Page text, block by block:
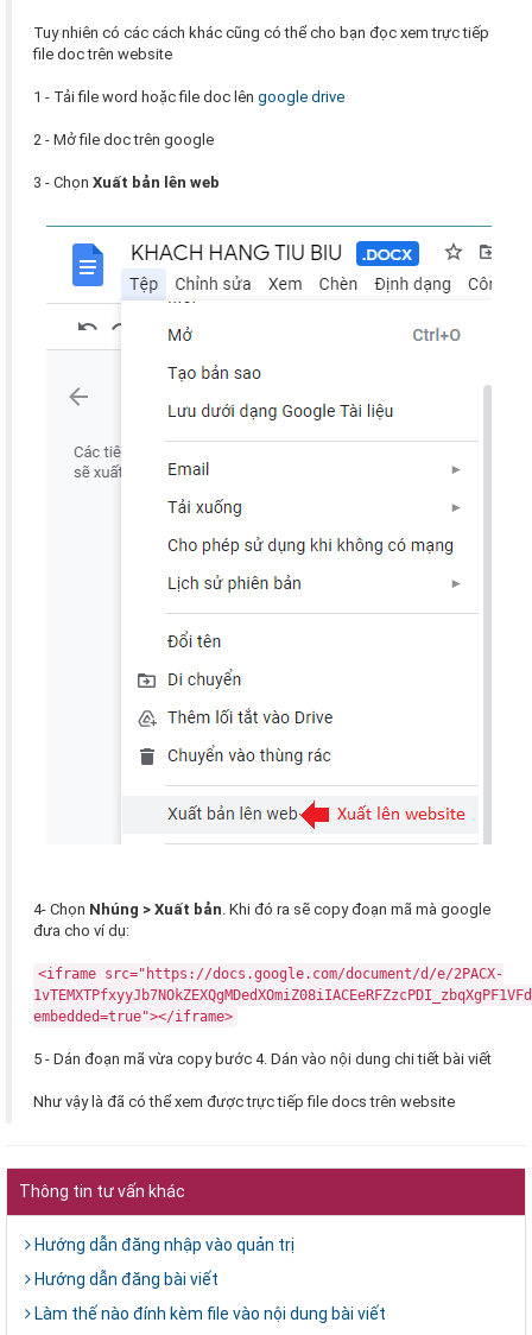
Tuy nhiên có các cách khác cũng có thể cho bạn đọc xem trực tiếp
file doc trên website
1 - Tải file word hoặc file doc lên google drive
2 - Mở file doc trên google
3 - Chọn Xuất bản lên web
4- Chọn Nhúng > Xuất bản. Khi đó ra sẽ copy đoạn mã mà google
đưa cho ví dụ:
<iframe src="https://docs.google.com/document/d/e/2PACX-
embedded=true"></iframe>
5 - Dán đoạn mã vừa copy bước 4. Dán vào nội dung chi tiết bài viết
Như vậy là đã có thể xem được trực tiếp file docs trên website
Thông tin tư vấn khác
Hướng dẫn đăng nhập vào quản trị
Hướng dẫn đăng bài viết
Làm thế nào đính kèm file vào nội dung bài viết